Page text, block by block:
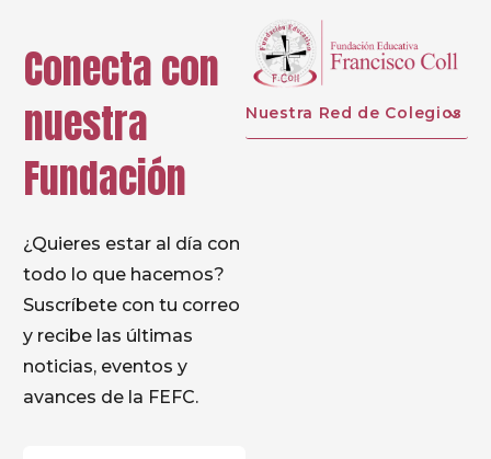
Conecta con
nuestra
Fundación
¿Quieres estar al día con
todo lo que hacemos?
Suscríbete con tu correo
y recibe las últimas
noticias, eventos y
avances de la FEFC.
Nuestra Red de Colegios